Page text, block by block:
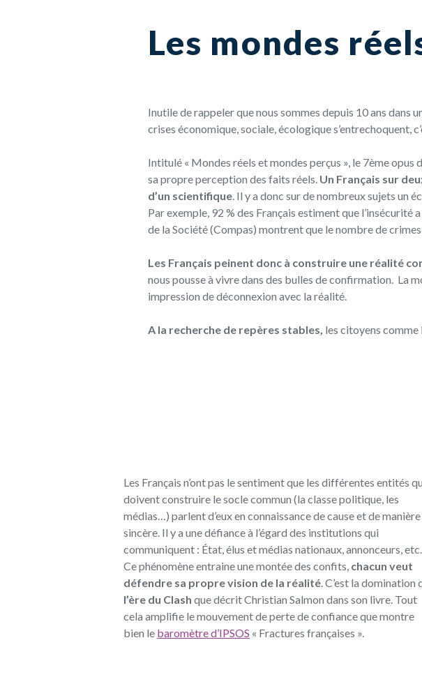
Les mondes
Inutile de rappeler que nous sommes depuis 10 ans dans
crises économique, sociale, écologique s’entrechoquent,
Intitulé « Mondes réels et mondes perçus », le 7ème opus
sa propre perception des faits réels. Un Français sur
d’un scientifique. Il y a donc sur de nombreux sujets un é
Par exemple, 92 % des Français estiment que
de la Société (Compas) montrent que le nombre de
Les Français peinent donc à construire une réalité
nous pousse à vivre dans des bulles de confirmation. La
impression de déconnexion avec la réalité.
A la recherche de repères stables, les citoyens comme
Les Français n’ont pas le sentiment que les différentes entités
doivent construire le socle commun (la classe politique, les
médias…) parlent d’eux en connaissance de cause et de manière
sincère. Il y a une défiance à l’égard des institutions qui
communiquent : État, élus et médias nationaux, annonceurs, etc.
Ce phénomène entraine unemontée des confits, chacun veut
défendre sa propre vision de la réalité. C’est la domination
l’ère du Clash que décrit Christian Salmon dans son livre. Tout
cela amplifie le mouvement de perte de confiance que montre
bien le baromètre d’IPSOS « Fractures françaises ».